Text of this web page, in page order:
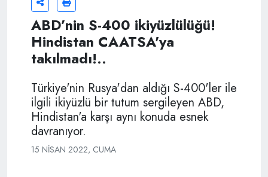
ABD’nin S-400 ikiyüzlülüğü!
Hindistan CAATSA'ya
takılmadı!..
Türkiye'nin Rusya'dan aldığı S-400'ler ile
ilgili ikiyüzlü bir tutum sergileyen ABD,
Hindistan'a karşı aynı konuda esnek
davranıyor.
15 NISAN 2022, CUMA